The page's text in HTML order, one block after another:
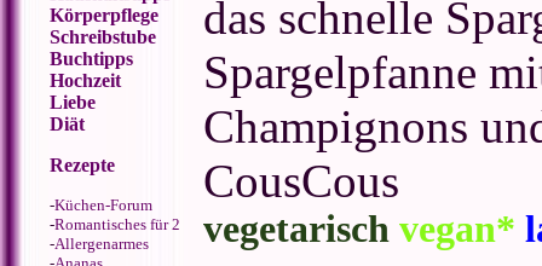
Körperpflege
Schreibstube
Buchtipps
Hochzeit
Liebe
Diät
Rezepte
-Küchen-Forum
-Romantisches für 2
-Allergenarmes
das schnelle
Spargelpfanne
Champignons
CousCous
vegetarisch vegan*